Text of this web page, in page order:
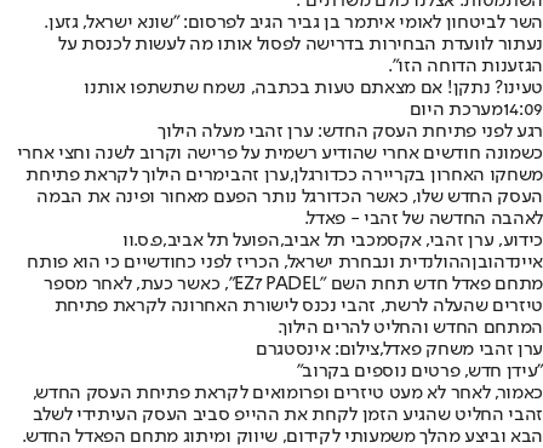
השר לביטחון לאומי איתמר בן גביר הגיב לפרסום: "שונא ישראל, גזען.
נעתור לוועדת הבחירות בדרישה לפסול אותו מה לעשות לכנסת על
הגזענות הדוחה הזו".
טעינו? נתקן! אם מצאתם טעות בכתבה, נשמח שתשתפו אותנו
14:09מערכת היום
רגע לפני פתיחת העסק החדש: ערן זהבי מעלה הילוך
כשמונה חודשים אחרי שהודיע רשמית על פרישה וקרוב לשנה וחצי אחרי
משחקו האחרון בקריירה ככדורגלן,ערן זהבימרים הילוך לקראת פתיחת
העסק החדש שלו, כאשר הכדורגל נותר הפעם מאחור ופינה את הבמה
לאהבה החדשה של זהבי - פאדל.
כידוע, ערן זהבי, אקסמכבי תל אביב,הפועל תל אביב,פ.ס.וו
איינדהובןההולנדית ונבחרת ישראל, הכריז לפני כחודשיים כי הוא פותח
מתחם פאדל חדש תחת השם "EZ7 PADEL", כאשר כעת, לאחר מספר
טיזרים שהעלה לרשת, זהבי נכנס לישורת האחרונה לקראת פתיחת
המתחם החדש והחליט להרים הילוך.
ערן זהבי משחק פאדל,צילום: אינסטגרם
"עידן חדש, פרטים נוספים בקרוב"
כאמור, לאחר לא מעט טיזרים ופרומואים לקראת פתיחת העסק החדש,
זהבי החליט שהגיע הזמן לקחת את ההייפ סביב העסק העיתידי לשלב
הבא וביצע מהלך משמעותי לקידום, שיווק ומיתוג מתחם הפאדל החדש.